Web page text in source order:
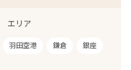
エリア
羽田空港 鎌倉 銀座